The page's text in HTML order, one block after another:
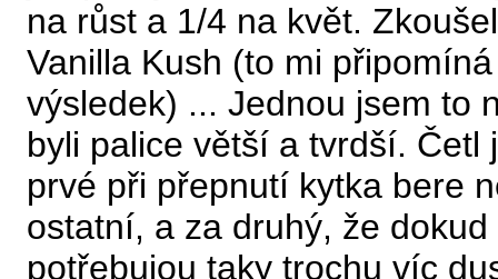
na růst a 1/4 na květ.
Vanilla Kush (to mi
výsledek) ... Jednou jsem to
byli palice větší a tvrdší.
prvé při přepnutí kytka bere
ostatní, a za druhý, že
potřebujou taky trochu víc